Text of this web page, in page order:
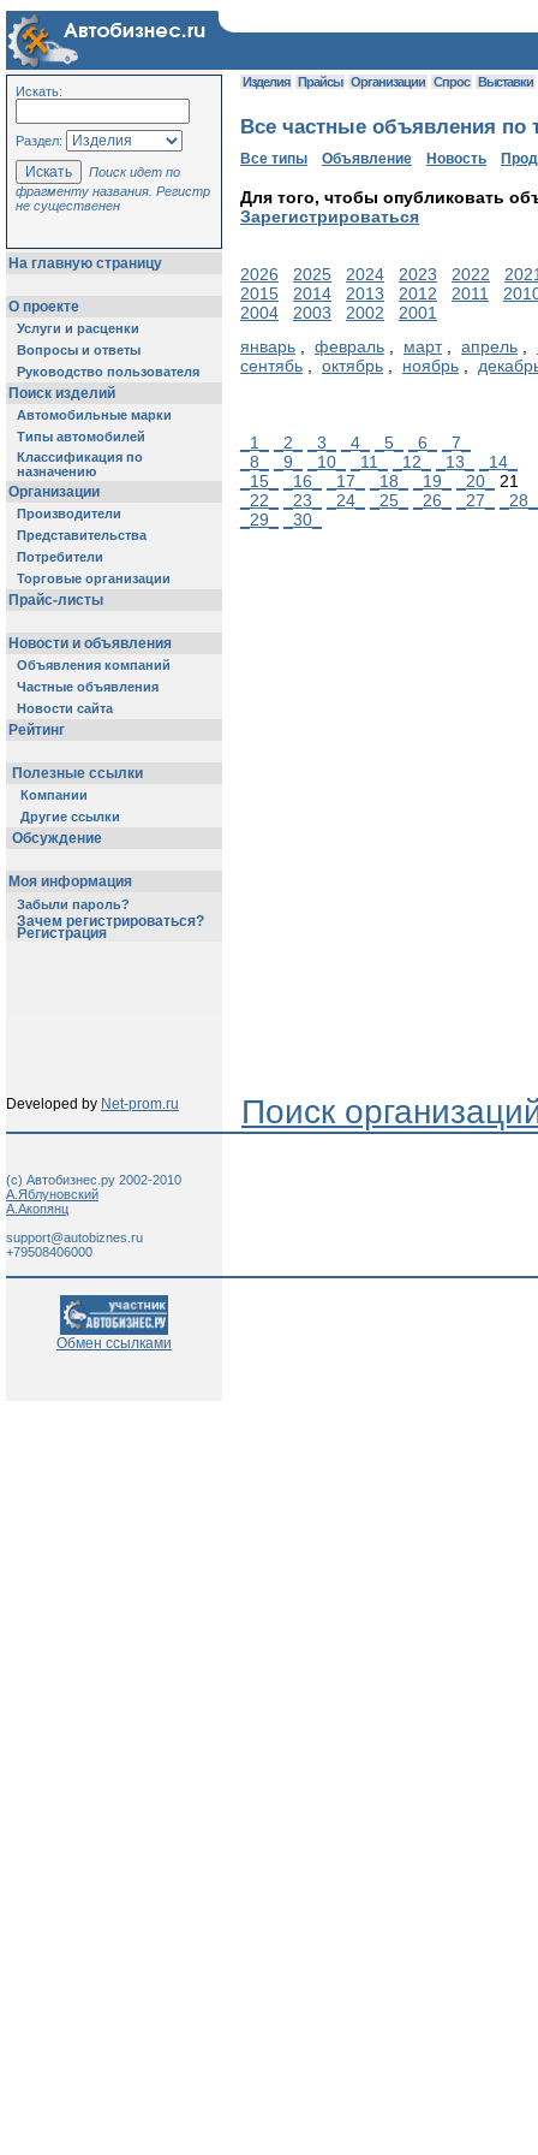
Искать:
Раздел:
Поиск идет по
фрагменту названия. Регистр
не существенен
На главную страницу
О проекте
Услуги и расценки
Вопросы и ответы
Руководство пользователя
Поиск изделий
Автомобильные марки
Типы автомобилей
Классификация по
назначению
Организации
Производители
Представительства
Потребители
Торговые организации
Прайс-листы
Новости и объявления
Объявления компаний
Частные объявления
Новости сайта
Рейтинг
Полезные ссылки
Компании
Другие ссылки
Обсуждение
Моя информация
Забыли пароль?
Зачем регистрироваться?
Регистрация
Изделия Прайсы Организации Спрос Выставки
Все частные объявления по
Все типы Объявление Новость
Для того, чтобы опубликовать
Зарегистрироваться
2026 2025 2024 2023 2022
2015
2014 2013 2012 2011
2004
2003 2002
2001
январь , февраль , март, апрель ,
сентябь , октябрь , ноябрь ,
_1_ _2_ _3_ _4_ _5_ _6_
_7_
_8_
_9_ _10_ _11_ _12_ _13_
_14_
_15_
_16_ _17_ _18_ _19_ _20_
21
_22_
_23_ _24_ _25_ _26_ _27_
_28_
_29_
_30_
Developed by Net-prom.ru Поиск
(c) Автобизнес.ру 2002-2010
А.Яблуновский
А.Акопянц
support@autobiznes.ru
+79508406000
Обмен ссылками